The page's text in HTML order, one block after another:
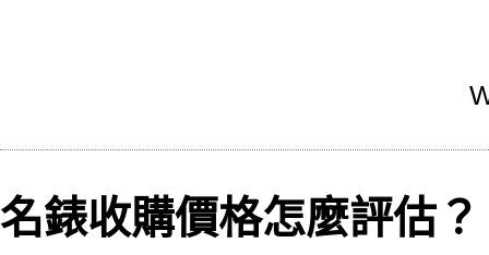
名錶收購價格怎麼評估